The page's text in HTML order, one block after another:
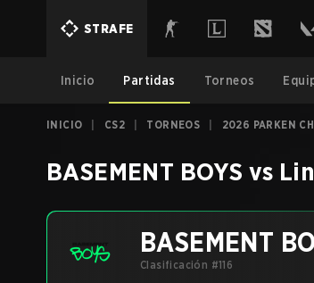
STRAFE
Inicio Partidas Torneos
INICIO CS2 TORNEOS 2026 PARKEN
BASEMENT BOYS vs
BASEMENT
Clasificación #116